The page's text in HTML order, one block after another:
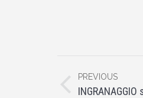
navigation
PREVIOUS
Previous